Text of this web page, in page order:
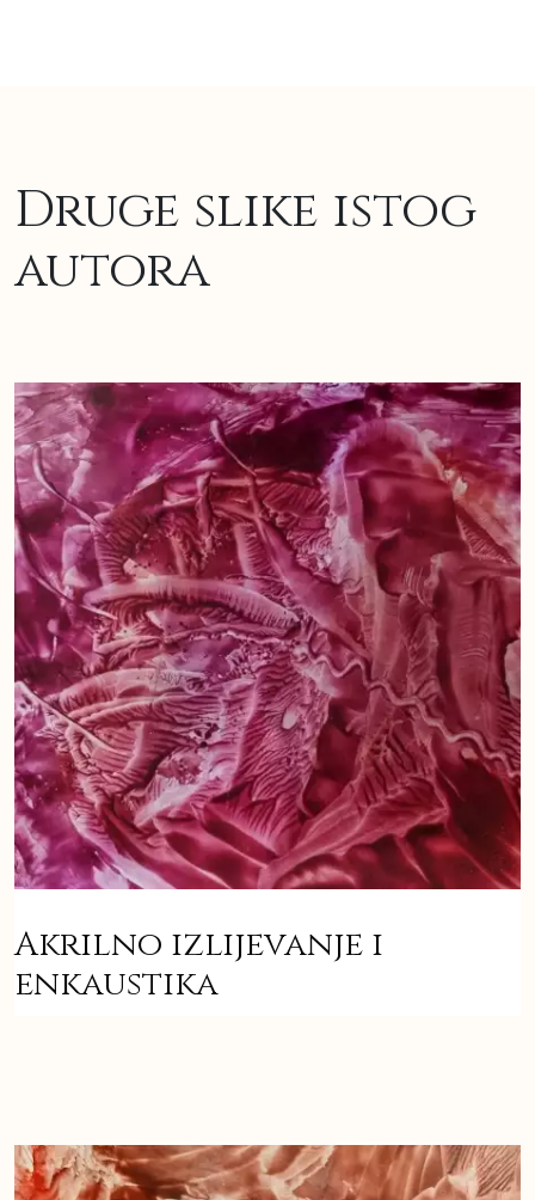
Druge slike istog
autora
Akrilno izlijevanje i
enkaustika